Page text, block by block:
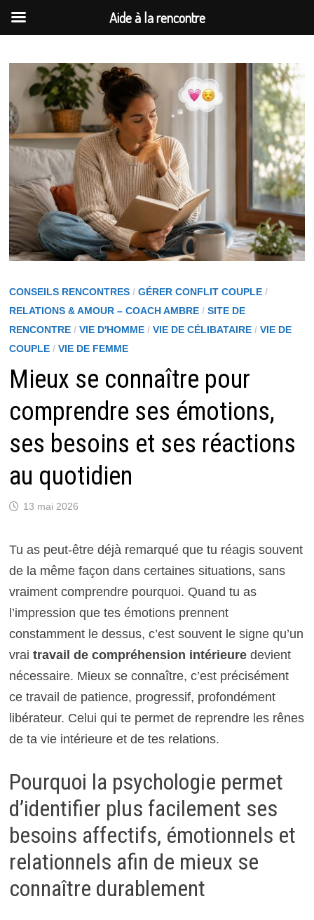
au
contenu
CONSEILS RENCONTRES/ GÉRER CONFLIT COUPLE/
RELATIONS & AMOUR – COACH AMBRE/ SITE DE
RENCONTRE/ VIE D'HOMME/ VIE DE CÉLIBATAIRE/ VIE DE
COUPLE/ VIE DE FEMME
Mieux se connaître pour
comprendre ses émotions,
ses besoins et ses réactions
au quotidien
13 mai 2026
Tu as peut-être déjà remarqué que tu réagis souvent
de la même façon dans certaines situations, sans
vraiment comprendre pourquoi. Quand tu as
l’impression que tes émotions prennent
constamment le dessus, c’est souvent le signe qu’un
vrai travail de compréhension intérieuredevient
nécessaire. Mieux se connaître, c’est précisément
ce travail de patience, progressif, profondément
libérateur. Celui qui te permet de reprendre les rênes
de ta vie intérieure et de tes relations.
Pourquoi la psychologie permet
d’identifier plus facilement ses
besoins affectifs, émotionnels et
relationnels afin de mieux se
connaître durablement
Aide à la rencontre